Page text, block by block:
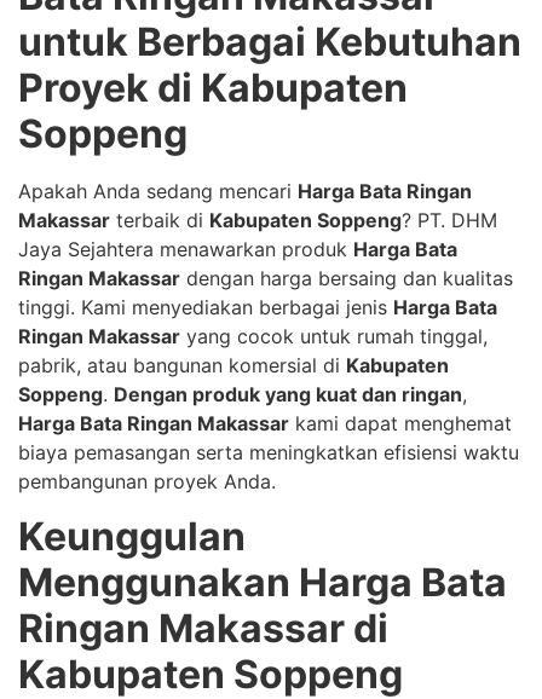
untuk Berbagai Kebutuhan
Proyek di Kabupaten
Soppeng
Apakah Anda sedang mencari Harga Bata Ringan
Makassar terbaik di Kabupaten Soppeng? PT. DHM
Jaya Sejahtera menawarkan produk Harga Bata
Ringan Makassar dengan harga bersaing dan kualitas
tinggi. Kami menyediakan berbagai jenis Harga Bata
Ringan Makassar yang cocok untuk rumah tinggal,
pabrik, atau bangunan komersial di Kabupaten
Soppeng. Dengan produk yang kuat dan ringan,
Harga Bata Ringan Makassar kami dapat menghemat
biaya pemasangan serta meningkatkan efisiensi waktu
pembangunan proyek Anda.
Keunggulan
Menggunakan Harga Bata
Ringan Makassar di
Kabupaten Soppeng